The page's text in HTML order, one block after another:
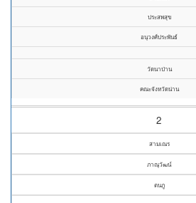
ประสพสุข
อนุวงศ์ประพันธ์
วัดนาป่าน
คณะจังหวัดน่าน
2
สามเณร
ภาณุวัฒน์
ตนภู